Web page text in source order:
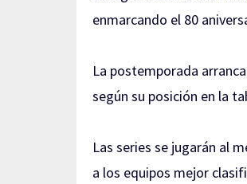
enmarcando el 80
La postemporada
según su posición en la
Las series se jugarán al
a los equipos mejor